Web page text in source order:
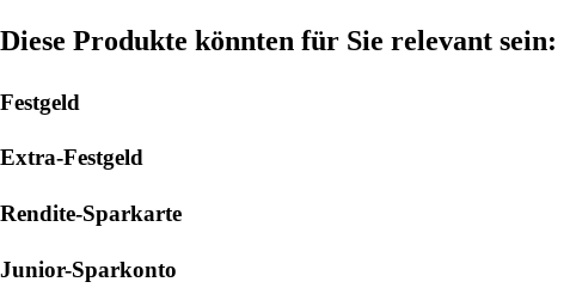
Diese Produkte könnten für Sie relevant sein:
Festgeld
Extra-Festgeld
Rendite-Sparkarte
Junior-Sparkonto